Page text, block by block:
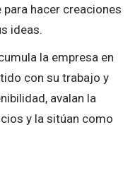
hacer creaciones
ideas.
la empresa en
con su trabajo y
avalan la
y la sitúan como